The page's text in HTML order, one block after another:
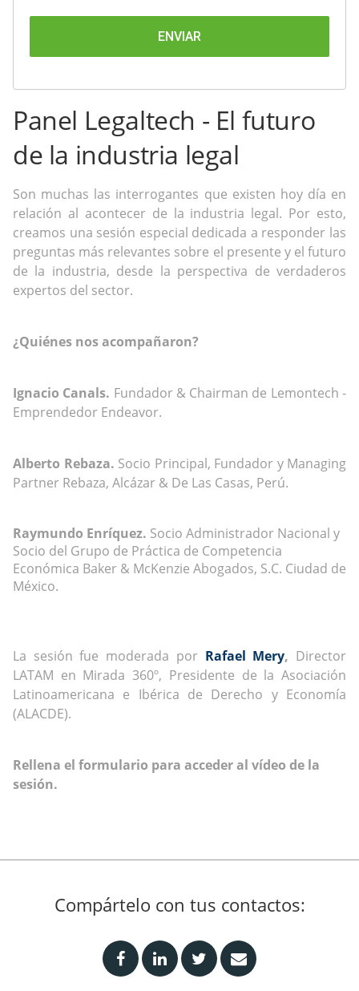
Panel Legaltech - El futuro
de la industria legal
Son muchas las interrogantes que existen hoy día en
relación al acontecer de la industria legal. Por esto,
creamos una sesión especial dedicada a responder las
preguntas más relevantes sobre el presente y el futuro
de la industria, desde la perspectiva de verdaderos
expertos del sector.
¿Quiénes nos acompañaron?
Ignacio Canals. Fundador & Chairman de Lemontech -
Emprendedor Endeavor.
Alberto Rebaza. Socio Principal, Fundador y Managing
Partner Rebaza, Alcázar & De Las Casas, Perú.
Raymundo Enríquez. Socio Administrador Nacional y
Socio del Grupo de Práctica de Competencia
Económica Baker & McKenzie Abogados, S.C. Ciudad de
México.
La sesión fue moderada por Rafael Mery, Director
LATAM en Mirada 360º, Presidente de la Asociación
Latinoamericana e Ibérica de Derecho y Economía
(ALACDE).
Rellena el formulario para acceder al vídeo de la
sesión.
Compártelo con tus contactos: